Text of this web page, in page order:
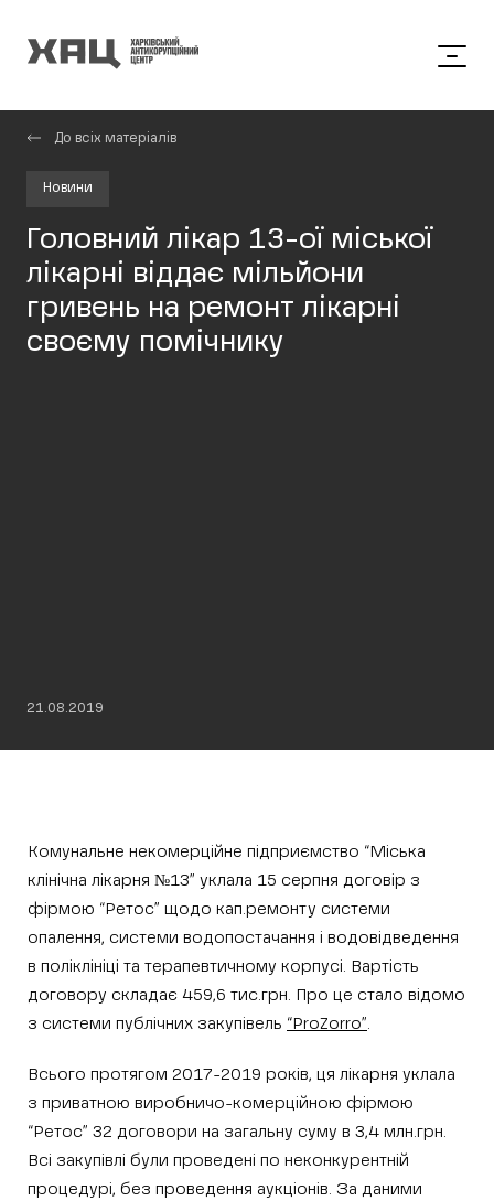
До всіх матеріалів
Новини
Головний лікар 13-ої міської
лікарні віддає мільйони
гривень на ремонт лікарні
своєму помічнику
21.08.2019
Комунальне некомерційне підприємство “Міська
клінічна лікарня №13” уклала 15 серпня договір з
фірмою “Ретос” щодо кап.ремонту системи
опалення, системи водопостачання і водовідведення
в поліклініці та терапевтичному корпусі. Вартість
договору складає 459,6 тис.грн. Про це стало відомо
з системи публічних закупівель “ProZorro”.
Всього протягом 2017-2019 років, ця лікарня уклала
з приватною виробничо-комерційною фірмою
“Ретос” 32 договори на загальну суму в 3,4 млн.грн.
Всі закупівлі були проведені по неконкурентній
процедурі, без проведення аукціонів. За даними